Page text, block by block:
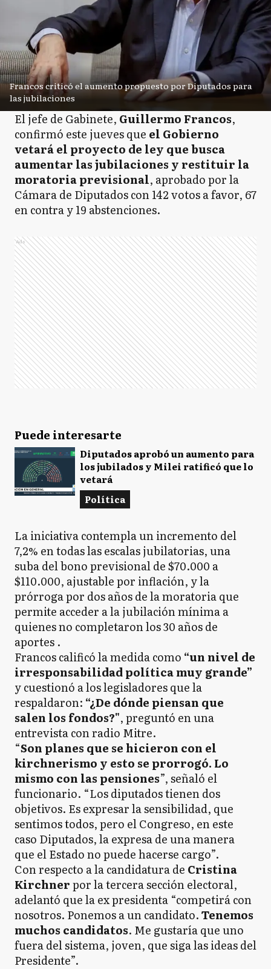
Francos criticó el aumento propuesto por Diputados para
las jubilaciones
El jefe de Gabinete, Guillermo Francos,
confirmó este jueves que el Gobierno
vetará el proyecto de ley que busca
aumentar las jubilaciones y restituir la
moratoria previsional, aprobado por la
Cámara de Diputados con 142 votos a favor, 67
en contra y 19 abstenciones.
Ads
Puede interesarte
Diputados aprobó un aumento para
los jubilados y Milei ratificó que lo
vetará
Política
La iniciativa contempla un incremento del
7,2% en todas las escalas jubilatorias, una
suba del bono previsional de $70.000 a
$110.000, ajustable por inflación, y la
prórroga por dos años de la moratoria que
permite acceder a la jubilación mínima a
quienes no completaron los 30 años de
aportes .
Francos calificó la medida como “un nivel de
irresponsabilidad política muy grande”
y cuestionó a los legisladores que la
respaldaron: “¿De dónde piensan que
salen los fondos?", preguntó en una
entrevista con radio Mitre.
“Son planes que se hicieron con el
kirchnerismo y esto se prorrogó. Lo
mismo con las pensiones”, señaló el
funcionario. “Los diputados tienen dos
objetivos. Es expresar la sensibilidad, que
sentimos todos, pero el Congreso, en este
caso Diputados, la expresa de una manera
que el Estado no puede hacerse cargo”.
Con respecto a la candidatura de Cristina
Kirchnerpor la tercera sección electoral,
adelantó que la ex presidenta “competirá con
nosotros. Ponemos a un candidato.Tenemos
muchos candidatos. Me gustaría que uno
fuera del sistema, joven, que siga las ideas del
Presidente”.